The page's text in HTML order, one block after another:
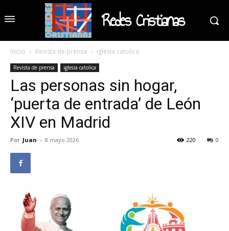
Redes Cristianas
Inicio Revista de prensa iglesia catolica
Revista de prensa iglesia catolica
Las personas sin hogar,
‘puerta de entrada’ de León
XIV en Madrid
Por Juan - 8 mayo 2026 0
220